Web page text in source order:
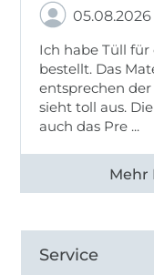
05.08.2026
Ich habe Tüll
bestellt. Das
entsprechen
sieht toll aus.
auch das Pre ...
Alle 82950
Service